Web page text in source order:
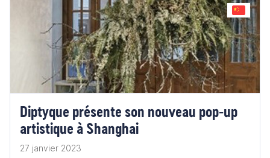
Diptyque présente son nouveau pop-up
artistique à Shanghai
27 janvier 2023